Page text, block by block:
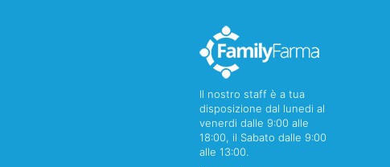
Il nostro staff è a tua
disposizione dal lunedi al
venerdi dalle 9:00 alle
18:00, il Sabato dalle 9:00
alle 13:00.